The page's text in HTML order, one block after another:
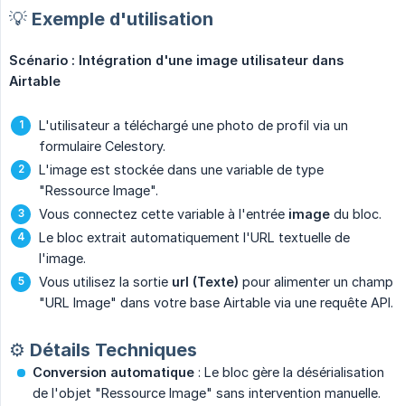
💡 Exemple d'utilisation
Scénario : Intégration d'une image utilisateur dans
Airtable
L'utilisateur a téléchargé une photo de profil via un
formulaire Celestory.
L'image est stockée dans une variable de type
"Ressource Image".
Vous connectez cette variable à l'entrée image du bloc.
Le bloc extrait automatiquement l'URL textuelle de
l'image.
Vous utilisez la sortie url (Texte) pour alimenter un champ
"URL Image" dans votre base Airtable via une requête API.
⚙️ Détails Techniques
Conversion automatique : Le bloc gère la désérialisation
de l'objet "Ressource Image" sans intervention manuelle.